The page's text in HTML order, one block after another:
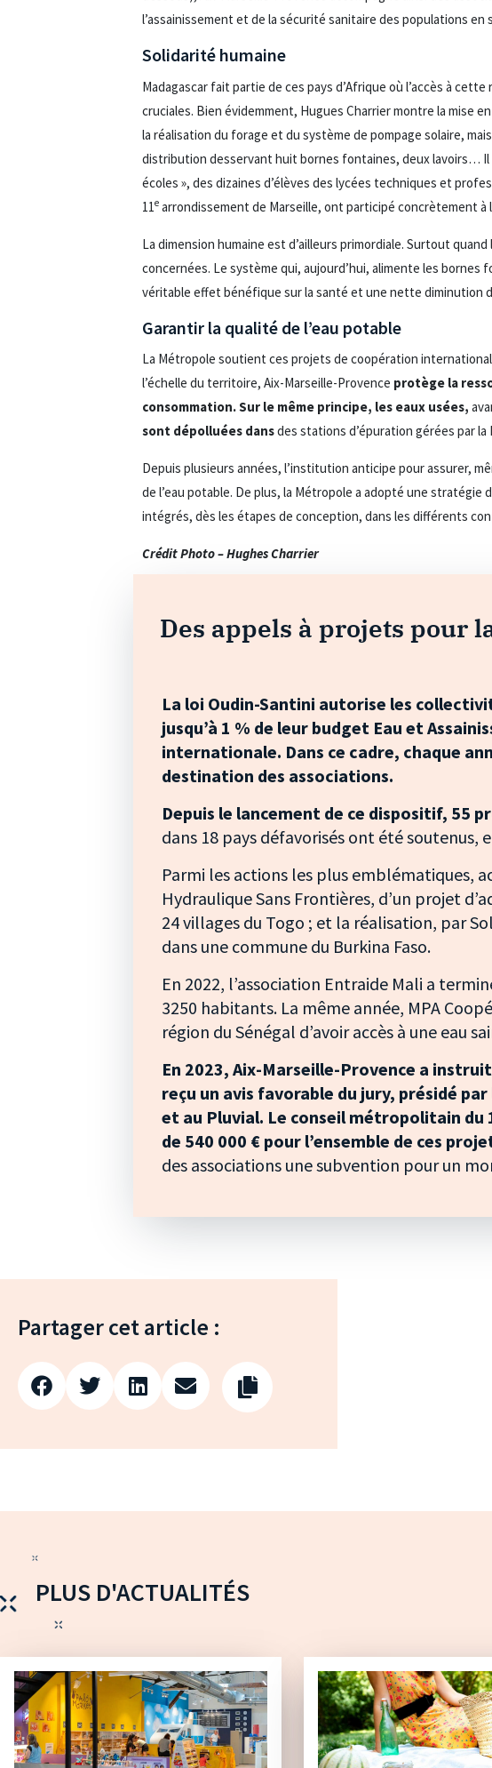
l’assainissement et de la sécurité sanitaire des populations
Solidarité humaine
Madagascar fait partie de ces pays d’Afrique où l’accès à
cruciales. Bien évidemment, Hugues Charrier montre la mise
la réalisation du forage et du système de pompage solaire,
distribution desservant huit bornes fontaines, deux lavoirs… Il
écoles », des dizaines d’élèves des lycées techniques et
11e arrondissement de Marseille, ont participé concrètement à
La dimension humaine est d’ailleurs primordiale. Surtout
concernées. Le système qui, aujourd’hui, alimente les bornes
véritable effet bénéfique sur la santé et une nette diminution
Garantir la qualité de l’eau potable
La Métropole soutient ces projets de coopération
l’échelle du territoire, Aix-Marseille-Provence protège la
consommation.Sur le même principe, les eaux usées,
sont dépolluées dansdes stations d’épuration gérées par la
Depuis plusieurs années, l’institution anticipe pour assurer,
de l’eau potable. De plus, la Métropole a adopté une
intégrés, dès les étapes de conception, dans les différents
Crédit Photo – Hughes Charrier
Des appels à projets pour
La loi Oudin-Santini autorise les
jusqu’à 1 % de leur budget Eau et
internationale. Dans ce cadre, chaque
destination des associations.
Depuis le lancement de ce dispositif, 55
dans 18 pays défavorisés ont été
Parmi les actions les plus emblématiques,
Hydraulique Sans Frontières, d’un projet
24 villages du Togo ; et la réalisation, par
dans une commune du Burkina Faso.
En 2022, l’association Entraide Mali a
3250 habitants. La même année, MPA
région du Sénégal d’avoir accès à une eau
En 2023, Aix-Marseille-Provence a
reçu un avis favorable du jury, présidé
et au Pluvial. Le conseil métropolitain du
de 540 000 € pour l’ensemble de ces
des associations une subvention pour un
Partager cet article :
PLUS D'ACTUALITÉS